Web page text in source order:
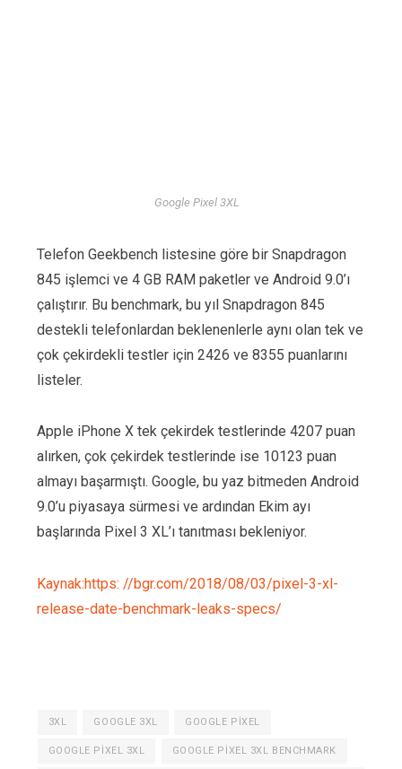
Google Pixel 3XL
Telefon Geekbench listesine göre bir Snapdragon
845 işlemci ve 4 GB RAM paketler ve Android 9.0’ı
çalıştırır. Bu benchmark, bu yıl Snapdragon 845
destekli telefonlardan beklenenlerle aynı olan tek ve
çok çekirdekli testler için 2426 ve 8355 puanlarını
listeler.
Apple iPhone X tek çekirdek testlerinde 4207 puan
alırken, çok çekirdek testlerinde ise 10123 puan
almayı başarmıştı. Google, bu yaz bitmeden Android
9.0’u piyasaya sürmesi ve ardından Ekim ayı
başlarında Pixel 3 XL’ı tanıtması bekleniyor.
Kaynak:https: //bgr.com/2018/08/03/pixel-3-xl-
release-date-benchmark-leaks-specs/
3XL GOOGLE 3XL GOOGLE PIXEL
GOOGLE PIXEL 3XL GOOGLE PIXEL 3XL BENCHMARK